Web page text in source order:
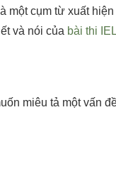
một cụm từ xuất
và nói của bài thi
miêu tả một vấn